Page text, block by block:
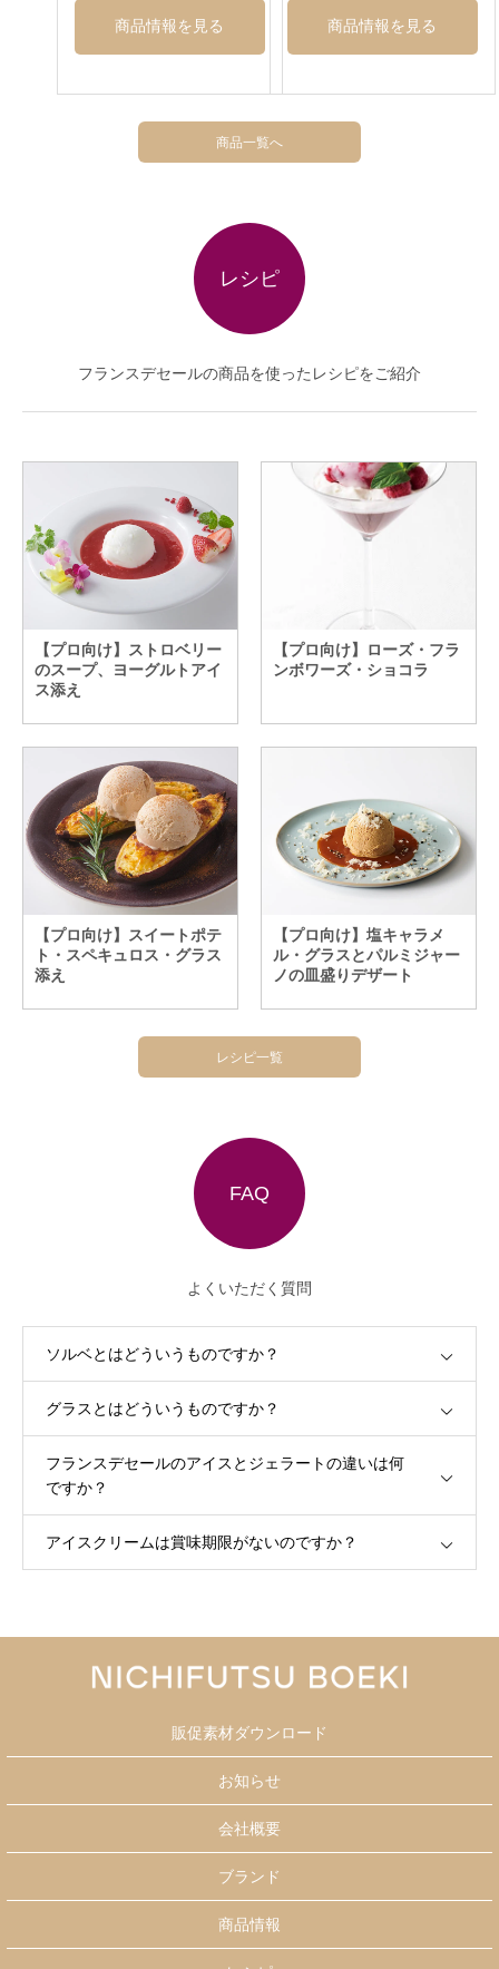
商品情報を見る 商品情報を見る
商品一覧へ
レシピ
フランスデセールの商品を使ったレシピをご紹介
【プロ向け】ストロベリー
のスープ、ヨーグルトアイ
ス添え
【プロ向け】ローズ・フラ
ンボワーズ・ショコラ
【プロ向け】スイートポテ
ト・スペキュロス・グラス
添え
【プロ向け】塩キャラメ
ル・グラスとパルミジャー
ノの皿盛りデザート
レシピ一覧
FAQ
よくいただく質問
ソルベとはどういうものですか？
グラスとはどういうものですか？
フランスデセールのアイスとジェラートの違いは何
ですか？
アイスクリームは賞味期限がないのですか？
販促素材ダウンロード
お知らせ
会社概要
ブランド
商品情報